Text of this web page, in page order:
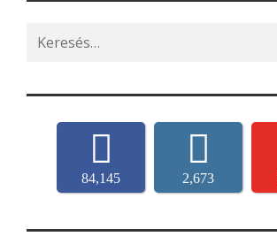
Search
for:
84,145 2,673